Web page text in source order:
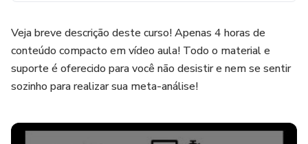
Veja breve descrição deste curso! Apenas 4 horas de
conteúdo compacto em vídeo aula! Todo o material e
suporte é oferecido para você não desistir e nem se sentir
sozinho para realizar sua meta-análise!